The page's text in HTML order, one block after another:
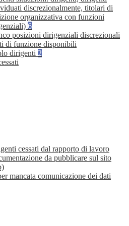
discrezionalmente, titolari di
organizzativa con funzioni
6
posizioni dirigenziali discrezionali
di funzione disponibili
dirigenti 2
cessati dal rapporto di lavoro
da pubblicare sul sito
mancata comunicazione dei dati